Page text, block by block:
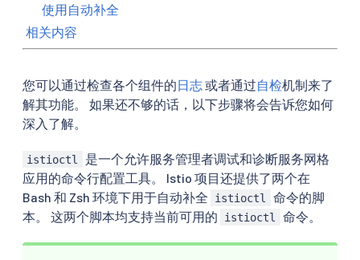
使用自动补全
相关内容
您可以通过检查各个组件的日志或者通过自检机制来了
解其功能。 如果还不够的话，以下步骤将会告诉您如何
深入了解。
istioctl
是一个允许服务管理者调试和诊断服务网格
应用的命令行配置工具。 Istio 项目还提供了两个在
Bash 和 Zsh 环境下用于自动补全
istioctl
命令的脚
本。 这两个脚本均支持当前可用的
istioctl 命令。